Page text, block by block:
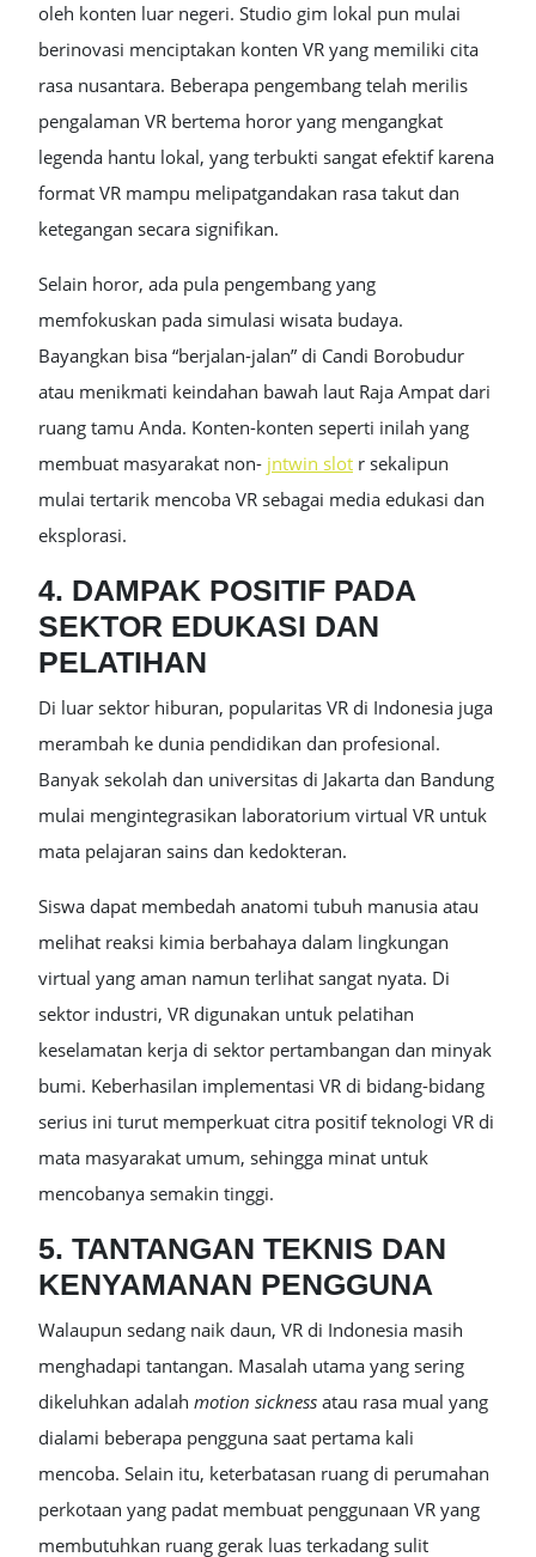
oleh konten luar negeri. Studio gim lokal pun mulai
berinovasi menciptakan konten VR yang memiliki cita
rasa nusantara. Beberapa pengembang telah merilis
pengalaman VR bertema horor yang mengangkat
legenda hantu lokal, yang terbukti sangat efektif karena
format VR mampu melipatgandakan rasa takut dan
ketegangan secara signifikan.
Selain horor, ada pula pengembang yang
memfokuskan pada simulasi wisata budaya.
Bayangkan bisa “berjalan-jalan” di Candi Borobudur
atau menikmati keindahan bawah laut Raja Ampat dari
ruang tamu Anda. Konten-konten seperti inilah yang
membuat masyarakat non- jntwin slot r sekalipun
mulai tertarik mencoba VR sebagai media edukasi dan
eksplorasi.
4. DAMPAK POSITIF PADA
SEKTOR EDUKASI DAN
PELATIHAN
Di luar sektor hiburan, popularitas VR di Indonesia juga
merambah ke dunia pendidikan dan profesional.
Banyak sekolah dan universitas di Jakarta dan Bandung
mulai mengintegrasikan laboratorium virtual VR untuk
mata pelajaran sains dan kedokteran.
Siswa dapat membedah anatomi tubuh manusia atau
melihat reaksi kimia berbahaya dalam lingkungan
virtual yang aman namun terlihat sangat nyata. Di
sektor industri, VR digunakan untuk pelatihan
keselamatan kerja di sektor pertambangan dan minyak
bumi. Keberhasilan implementasi VR di bidang-bidang
serius ini turut memperkuat citra positif teknologi VR di
mata masyarakat umum, sehingga minat untuk
mencobanya semakin tinggi.
5. TANTANGAN TEKNIS DAN
KENYAMANAN PENGGUNA
Walaupun sedang naik daun, VR di Indonesia masih
menghadapi tantangan. Masalah utama yang sering
dikeluhkan adalah motion sickness atau rasa mual yang
dialami beberapa pengguna saat pertama kali
mencoba. Selain itu, keterbatasan ruang di perumahan
perkotaan yang padat membuat penggunaan VR yang
membutuhkan ruang gerak luas terkadang sulit